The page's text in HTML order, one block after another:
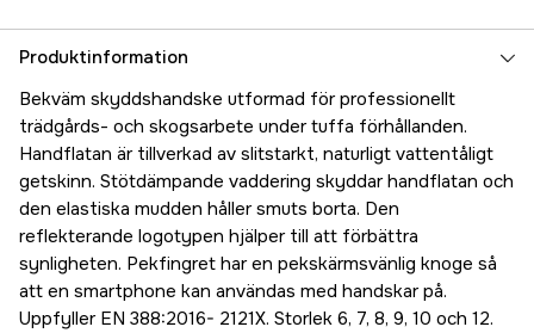
12
238 kr
Produktinformation
Bekväm skyddshandske utformad för professionellt
trädgårds- och skogsarbete under tuffa förhållanden.
Handflatan är tillverkad av slitstarkt, naturligt vattentåligt
getskinn. Stötdämpande vaddering skyddar handflatan och
den elastiska mudden håller smuts borta. Den
reflekterande logotypen hjälper till att förbättra
synligheten. Pekfingret har en pekskärmsvänlig knoge så
att en smartphone kan användas med handskar på.
Uppfyller EN 388:2016- 2121X. Storlek 6, 7, 8, 9, 10 och 12.